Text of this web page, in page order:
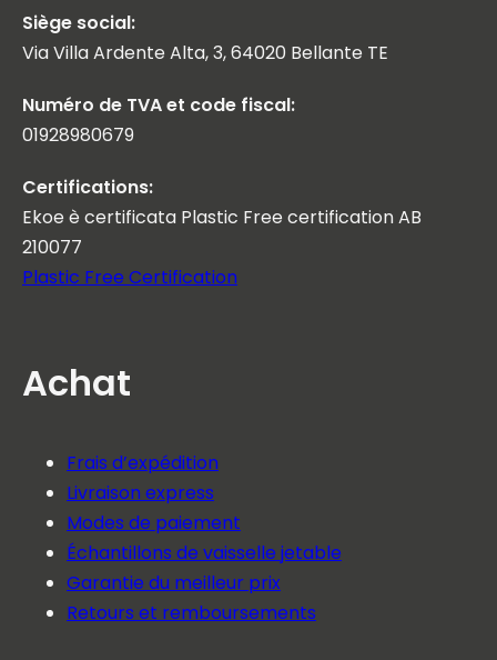
Siège social:
Via Villa Ardente Alta, 3, 64020 Bellante TE
Numéro de TVA et code fiscal:
01928980679
Certifications:
Ekoe è certificata Plastic Free certification AB
210077
Plastic Free Certification
Achat
Frais d’expédition
Livraison express
Modes de paiement
Échantillons de vaisselle jetable
Garantie du meilleur prix
Retours et remboursements